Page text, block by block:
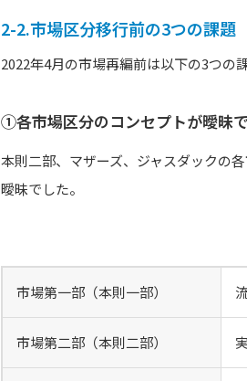
2-2.市場区分移行前の3つの課題
2022年4月の市場再編前は以下の3つの
①各市場区分のコンセプトが曖昧
本則二部、マザーズ、ジャスダックの
曖昧でした。
市場第一部（本則一部）
市場第二部（本則二部）